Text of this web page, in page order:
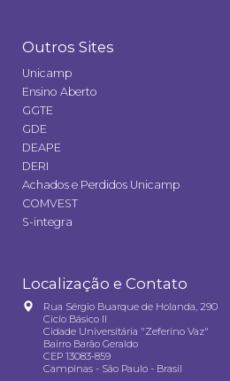
Outros Sites
Unicamp
Ensino Aberto
GGTE
GDE
DEAPE
DERI
Achados e Perdidos Unicamp
COMVEST
S-integra
Localização e Contato
Rua Sérgio Buarque de Holanda, 290
Ciclo Básico II
Cidade Universitária "Zeferino Vaz"
Bairro Barão Geraldo
CEP 13083-859
Campinas - São Paulo - Brasil